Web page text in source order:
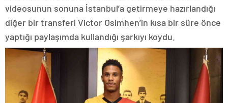
videosunun sonuna İstanbul’a getirmeye hazırlandığı
diğer bir transferi Victor Osimhen’in kısa bir süre önce
yaptığı paylaşımda kullandığı şarkıyı koydu.